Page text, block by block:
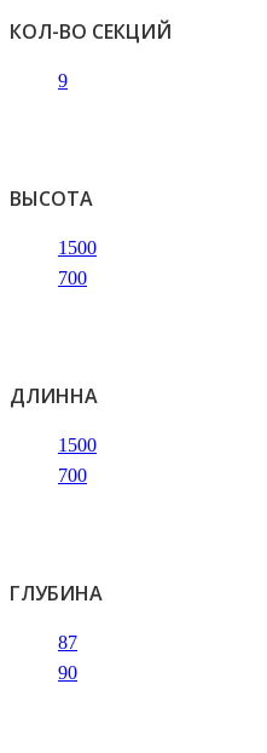
КОЛ-ВО СЕКЦИЙ
9
ВЫСОТА
1500
700
ДЛИННА
1500
700
ГЛУБИНА
87
90